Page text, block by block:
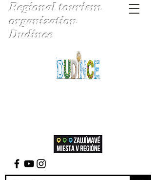
Regional tourism
organization
Dudince